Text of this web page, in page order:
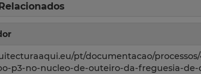
pt/documentacao/
p3-no-nucleo-de-outeiro-da-freguesia-de-